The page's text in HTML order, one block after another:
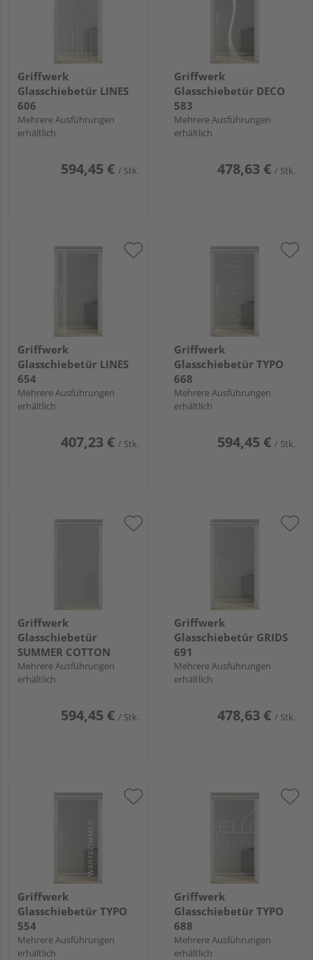
Griffwerk
Glasschiebetür LINES
606
Mehrere Ausführungen
erhältlich
594,45 € / Stk.
Griffwerk
Glasschiebetür DECO
583
Mehrere Ausführungen
erhältlich
478,63 € / Stk.
Griffwerk
Glasschiebetür LINES
654
Mehrere Ausführungen
erhältlich
407,23 € / Stk.
Griffwerk
Glasschiebetür TYPO
668
Mehrere Ausführungen
erhältlich
594,45 € / Stk.
Griffwerk
Glasschiebetür
SUMMER COTTON
Mehrere Ausführungen
erhältlich
594,45 € / Stk.
Griffwerk
Glasschiebetür GRIDS
691
Mehrere Ausführungen
erhältlich
478,63 € / Stk.
Griffwerk
Glasschiebetür TYPO
554
Mehrere Ausführungen
erhältlich
Griffwerk
Glasschiebetür TYPO
688
Mehrere Ausführungen
erhältlich